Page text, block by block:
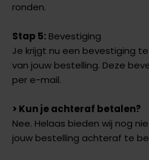
ronden.
Stap 5: Bevestiging
Je krijgt nu een bevestiging
van jouw bestelling. Deze
per e-mail.
> Kun je achteraf betalen?
Nee. Helaas bieden wij nog
jouw bestelling achteraf te